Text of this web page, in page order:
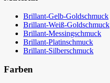
Brillant-Gelb-Goldschmuck
Brillant-Weiß-Goldschmuck
Brillant-Messingschmuck
Brillant-Platinschmuck
Brillant-Silberschmuck
Farben